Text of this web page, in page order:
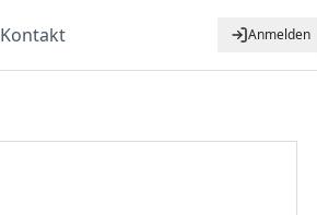
Kontakt Anmelden